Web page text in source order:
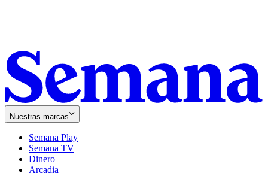
Nuestras marcas
Semana Play
Semana TV
Dinero
Arcadia